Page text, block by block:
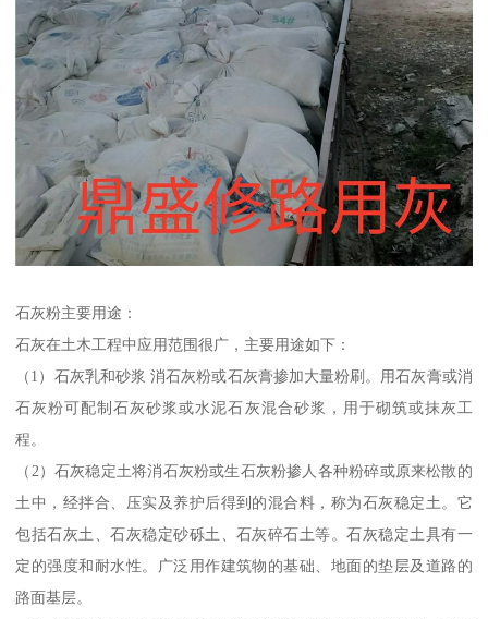
石灰粉主要用途：
石灰在土木工程中应用范围很广，主要用途如下：
（1）石灰乳和砂浆 消石灰粉或石灰膏掺加大量粉刷。用石灰膏或消
石灰粉可配制石灰砂浆或水泥石灰混合砂浆，用于砌筑或抹灰工
程。
（2）石灰稳定土将消石灰粉或生石灰粉掺人各种粉碎或原来松散的
土中，经拌合、压实及养护后得到的混合料，称为石灰稳定土。它
包括石灰土、石灰稳定砂砾土、石灰碎石土等。石灰稳定土具有一
定的强度和耐水性。广泛用作建筑物的基础、地面的垫层及道路的
路面基层。